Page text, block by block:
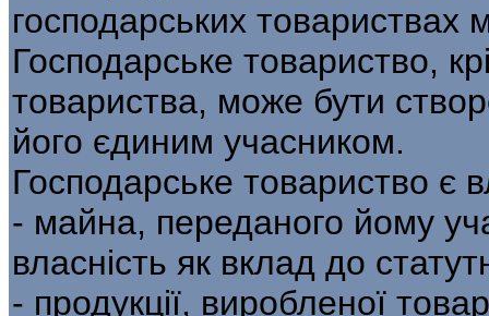
господарських
Господарське товариство,
товариства, може бути
його єдиним учасником.
Господарське товариство є
- майна, переданого йому
власність як вклад до
- продукції, виробленої